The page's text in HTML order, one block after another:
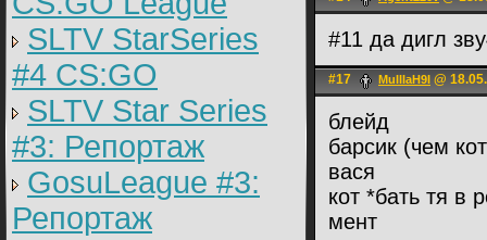
SLTV StarSeries
#4 CS:GO
SLTV Star Series
#3: Репортаж
GosuLeague #3:
Репортаж
#11 да дигл
#17 MuIIIaH9I @
блейд
барсик (чем
вася
кот *бать тя в
мент